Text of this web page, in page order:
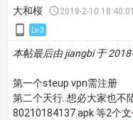
大和桜 2018-2-10 18:40:01
 Lv.3
本帖最后由 jiangbi 于
第一个steup vpn需注册
第二个天行..想必大家也不
80210184137.apk 等2个